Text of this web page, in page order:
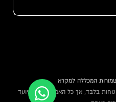
בלבד, אך כל האמור באתר מיועד